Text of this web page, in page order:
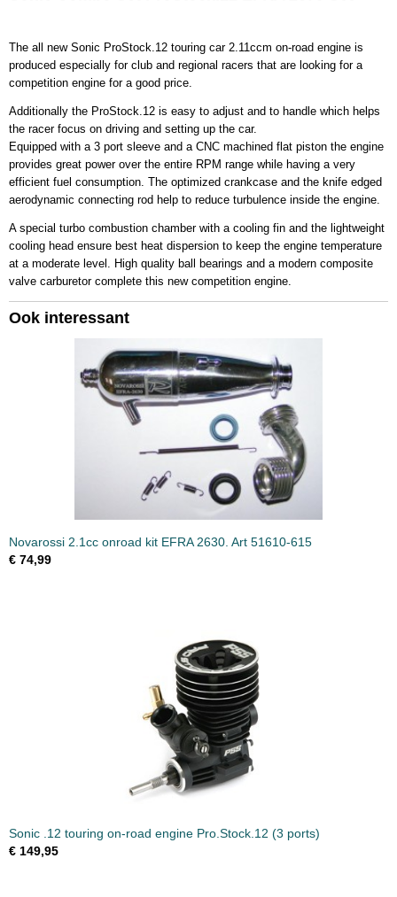
SO-HC10
Bruto gewicht
2,00 Kg
The all new Sonic ProStock.12 touring car 2.11ccm on-road engine is
produced especially for club and regional racers that are looking for a
competition engine for a good price.
Additionally the ProStock.12 is easy to adjust and to handle which helps
the racer focus on driving and setting up the car.
Equipped with a 3 port sleeve and a CNC machined flat piston the engine
provides great power over the entire RPM range while having a very
efficient fuel consumption. The optimized crankcase and the knife edged
aerodynamic connecting rod help to reduce turbulence inside the engine.
A special turbo combustion chamber with a cooling fin and the lightweight
cooling head ensure best heat dispersion to keep the engine temperature
at a moderate level. High quality ball bearings and a modern composite
valve carburetor complete this new competition engine.
Ook interessant
Novarossi 2.1cc onroad kit EFRA 2630. Art 51610-615
€ 74,99
Sonic .12 touring on-road engine Pro.Stock.12 (3 ports)
€ 149,95